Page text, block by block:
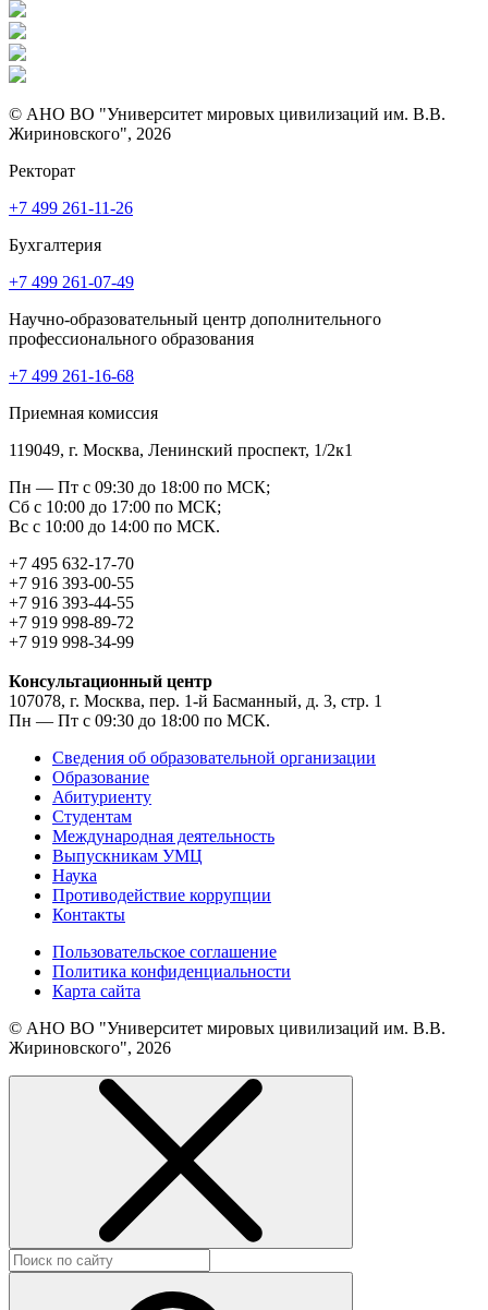
© АНО ВО "Университет мировых цивилизаций им. В.В.
Жириновского", 2026
Ректорат
+7 499 261-11-26
Бухгалтерия
+7 499 261-07-49
Научно-образовательный центр дополнительного
профессионального образования
+7 499 261-16-68
Приемная комиссия
119049, г. Москва, Ленинский проспект, 1/2к1
Пн — Пт с 09:30 до 18:00 по МСК;
Сб с 10:00 до 17:00 по МСК;
Вс с 10:00 до 14:00 по МСК.
+7 495 632-17-70
+7 916 393-00-55
+7 916 393-44-55
+7 919 998-89-72
+7 919 998-34-99
Консультационный центр
107078, г. Москва, пер. 1-й Басманный, д. 3, стр. 1
Пн — Пт с 09:30 до 18:00 по МСК.
Сведения об образовательной организации
Образование
Абитуриенту
Студентам
Международная деятельность
Выпускникам УМЦ
Наука
Противодействие коррупции
Контакты
Пользовательское соглашение
Политика конфиденциальности
Карта сайта
© АНО ВО "Университет мировых цивилизаций им. В.В.
Жириновского", 2026